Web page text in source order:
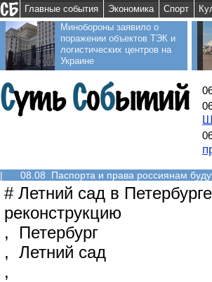
Главные события Экономика Спорт
Минобороны заявило о
поражении объектов ТЭК и
логистических центров на
Украине
| 08.08 Паспорта и права россиянам
# Летний сад в
реконструкцию
, Петербург
, Летний сад
,